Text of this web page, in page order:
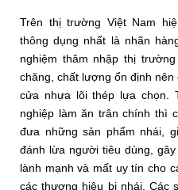
Trên thị trường Việt Nam
thông dụng nhất là nhãn
nghiệm thâm nhập thị
chăng, chất lượng ổn định
cửa nhựa lõi thép lựa chọn.
nghiệp làm ăn trân chính thì
đưa những sản phẩm nhái,
đánh lừa người tiêu dùng,
lành mạnh và mất uy tín cho
các thương hiệu bị nhái. Các